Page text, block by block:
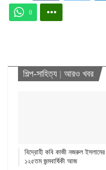
0
শিল্প-সাহিত্য | আরও খবর
বিদ্রোহী কবি কাজী নজরুল ইসলামের
১২৫তম জন্মবার্ষিকী আজ